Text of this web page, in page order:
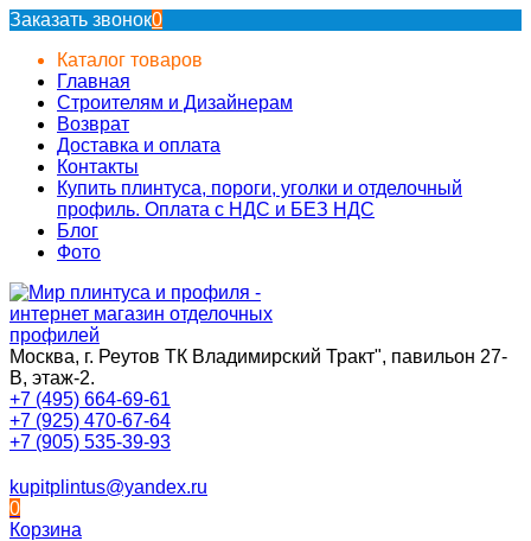
Заказать звонок0
Каталог товаров
Главная
Строителям и Дизайнерам
Возврат
Доставка и оплата
Контакты
Купить плинтуса, пороги, уголки и отделочный
профиль. Оплата с НДС и БЕЗ НДС
Блог
Фото
Москва, г. Реутов ТК Владимирский Тракт", павильон 27-
В, этаж-2.
+7 (495) 664-69-61
+7 (925) 470-67-64
+7 (905) 535-39-93
kupitplintus@yandex.ru
0
Корзина